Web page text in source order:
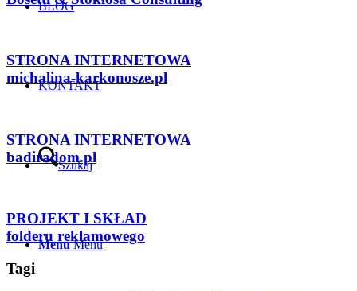
BLOG
KONTAKT
Szukaj
Menu Menu
STRONA INTERNETOWA
michalina-karkonosze.pl
STRONA INTERNETOWA
badiradom.pl
PROJEKT I SKŁAD
folderu reklamowego
Tagi